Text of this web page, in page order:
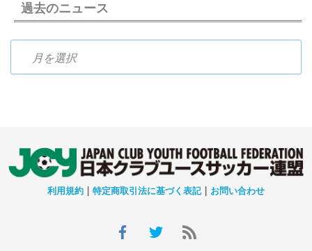
過去のニュース
利用規約 | 特定商取引法に基づく表記| お問い合わせ